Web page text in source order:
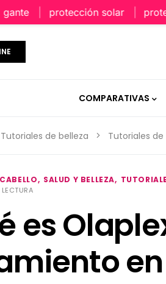
protección solar
COMPARATIVAS
Tutoriales de belleza Tutoriales
SALUD Y BELLEZA
es